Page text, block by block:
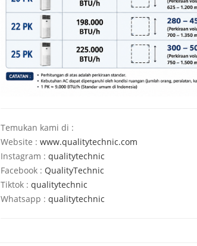
Temukan kami di :
Website : www.qualitytechnic.com
Instagram : qualitytechnic
Facebook : QualityTechnic
Tiktok : qualitytechnic
Whatsapp : qualitytechnic